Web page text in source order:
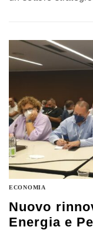
ECONOMIA
Nuovo
Energia e